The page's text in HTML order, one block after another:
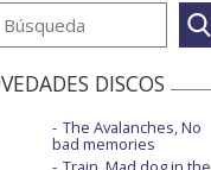
DISCOS
The Avalanches, No
bad memories